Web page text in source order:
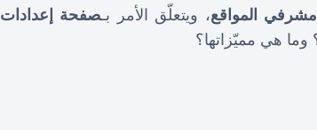
المواقع، ويتعلّق الأمر بـصفحة إعدادات
هي مميّزاتها؟